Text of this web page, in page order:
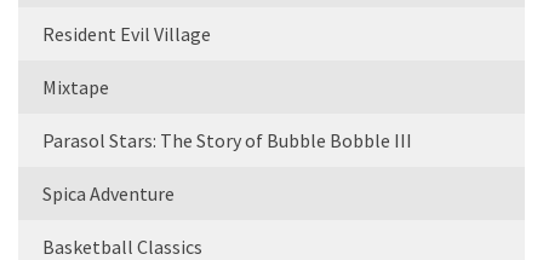
Resident Evil Village
Mixtape
Parasol Stars: The Story of Bubble Bobble III
Spica Adventure
Basketball Classics